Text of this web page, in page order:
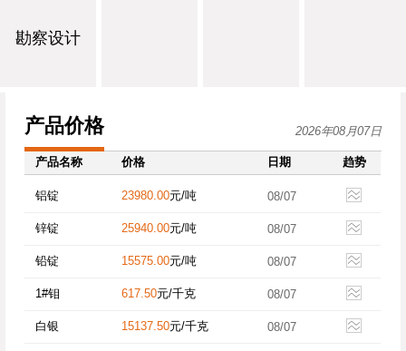
勘察设计
2026年08月07日
产品价格
产品名称 价格 日期 趋势
铝锭 23980.00元/吨 08/07
锌锭 25940.00元/吨 08/07
铅锭 15575.00元/吨 08/07
1#钼 617.50元/千克 08/07
白银 15137.50元/千克 08/07